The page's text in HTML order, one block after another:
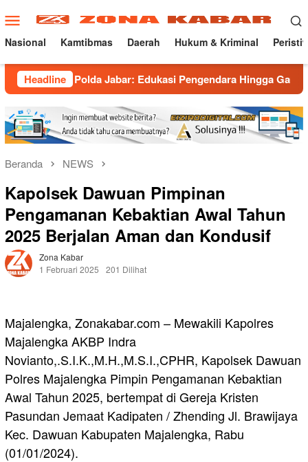
ke
konten
Menu
Mobile
Nasional Kamtibmas Daerah Hukum & Kriminal
Headline
Polda Jabar: Edukasi Pengendara Hingga Ganti Knalpot
Beranda NEWS
Kapolsek Dawuan Pimpinan
Pengamanan Kebaktian Awal Tahun
2025 Berjalan Aman dan Kondusif
Zona Kabar
1 Februari 2025
201 Dilihat
Majalengka, Zonakabar.com – Mewakili Kapolres
Majalengka AKBP Indra
Novianto,.S.I.K.,M.H.,M.S.I.,CPHR, Kapolsek Dawuan
Polres Majalengka Pimpin Pengamanan Kebaktian
Awal Tahun 2025, bertempat di Gereja Kristen
Pasundan Jemaat Kadipaten / Zhending Jl. Brawijaya
Kec. Dawuan Kabupaten Majalengka, Rabu
(01/01/2024).